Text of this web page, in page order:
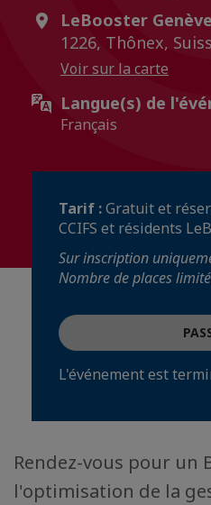
LeBooster
1226, Thônex,
Voir sur la carte
Langue(s) de
Français
Tarif :Gratuit et
CCIFS et résidents
Sur inscription
Nombre de places
L'événement est
Rendez-vous pour un
l'optimisation de la